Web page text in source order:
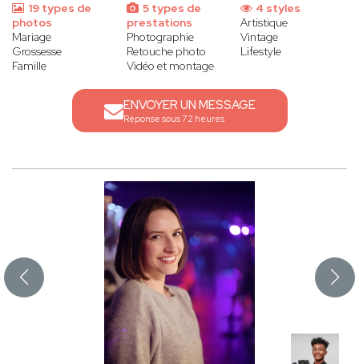
19 types de
photos
Mariage
Grossesse
Famille
5 types de
prestations
Photographie
Retouche photo
Vidéo et montage
4 styles
Artistique
Vintage
Lifestyle
ENVOYER UN MESSAGE
Réponse sous 72 heures